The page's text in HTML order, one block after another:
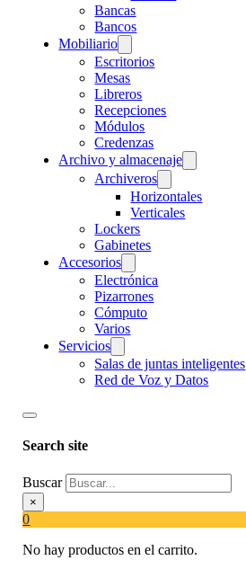
Bancas
Bancos
Mobiliario
Escritorios
Mesas
Libreros
Recepciones
Módulos
Credenzas
Archivo y almacenaje
Archiveros
Horizontales
Verticales
Lockers
Gabinetes
Accesorios
Electrónica
Pizarrones
Cómputo
Varios
Servicios
Salas de juntas inteligentes
Red de Voz y Datos
Search site
Buscar
×
0
No hay productos en el carrito.